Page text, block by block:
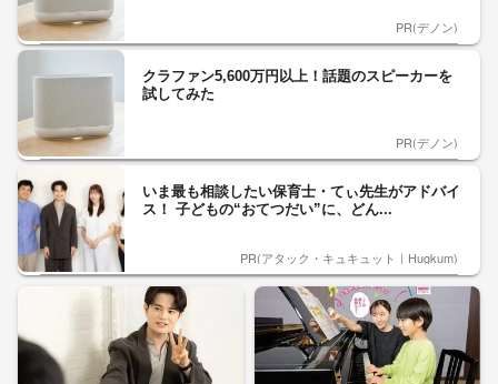
PR(デノン)
クラファン5,600万円以上！話題のスピーカーを
試してみた
PR(デノン)
いま最も相談したい保育士・てぃ先生がアドバイ
ス！ 子どもの“おてつだい”に、どん...
PR(アタック・キュキュット｜Hugkum)